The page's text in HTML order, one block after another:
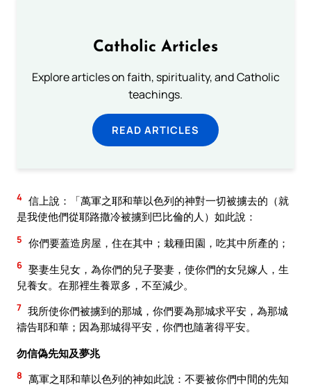
Catholic Articles
Explore articles on faith, spirituality, and Catholic
teachings.
READ ARTICLES
4 信上說：「萬軍之耶和華以色列的神對一切被擄去的（就
是我使他們從耶路撒冷被擄到巴比倫的人）如此說：
5 你們要蓋造房屋，住在其中；栽種田園，吃其中所產的；
6 娶妻生兒女，為你們的兒子娶妻，使你們的女兒嫁人，生
兒養女。在那裡生養眾多，不至減少。
7 我所使你們被擄到的那城，你們要為那城求平安，為那城
禱告耶和華；因為那城得平安，你們也隨著得平安。
勿信偽先知及夢兆
8 萬軍之耶和華以色列的神如此說：不要被你們中間的先知